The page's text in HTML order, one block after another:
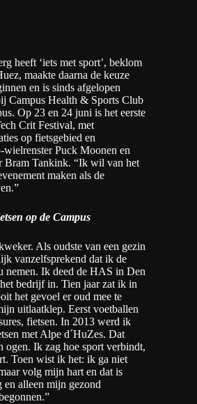
heeft ‘iets met sport’, beklom
maakte daarna de keuze
en is sinds afgelopen
Campus Health & Sports Club
Op 23 en 24 juni is het eerste
Crit Festival, met
op fietsgebied en
wielrenster Puck Moonen en
Bram Tankink. “Ik wil van het
maken als de
op de Campus
Als oudste van een gezin
vanzelfsprekend dat ik de
nemen. Ik deed de HAS in Den
bedrijf in. Tien jaar zat ik in
het gevoel er oud mee te
uitlaatklep. Eerst voetballen
fietsen. In 2013 werd ik
met Alpe d´HuZes. Dat
ogen. Ik zag hoe sport verbindt,
Toen wist ik het: ik ga niet
volg mijn hart en dat is
alleen mijn gezond